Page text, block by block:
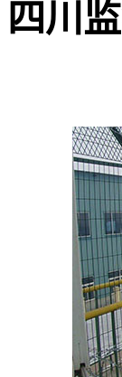
四川